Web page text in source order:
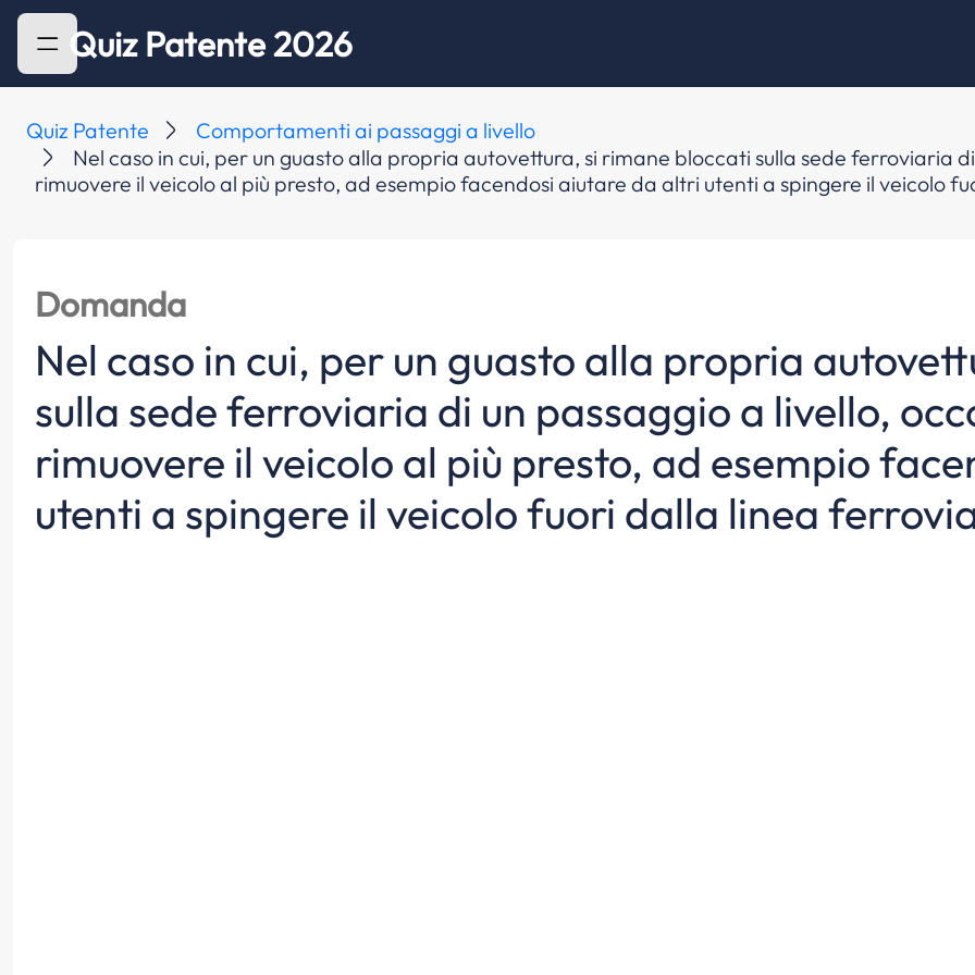
Quiz Patente 2026
Quiz Patente
Comportamenti ai passaggi a livello
Nel caso in cui, per un guasto alla propria autovettura, si rimane bloccati sulla sede ferroviaria
rimuovere il veicolo al più presto, ad esempio facendosi aiutare da altri utenti a spingere il veicolo
Domanda
Nel caso in cui, per un guasto alla propria
sulla sede ferroviaria di un passaggio a livello,
rimuovere il veicolo al più presto, ad esempio
utenti a spingere il veicolo fuori dalla linea